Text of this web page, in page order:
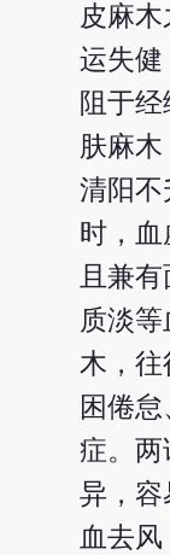
皮麻
运失健
阻于
肤麻木
清阳不
时，血
且兼
质淡
木，往
困倦
症。两
异，容
血去